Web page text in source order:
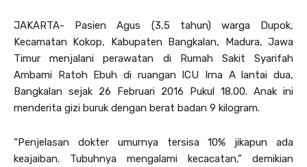
JAKARTA- Pasien Agus (3,5 tahun) warga Dupok,
Kecamatan Kokop, Kabupaten Bangkalan, Madura, Jawa
Timur menjalani perawatan di Rumah Sakit Syarifah
Ambami Ratoh Ebuh di ruangan ICU Irna A lantai dua,
Bangkalan sejak 26 Februari 2016 Pukul 18.00. Anak ini
menderita gizi buruk dengan berat badan 9 kilogram.
“Penjelasan dokter umurnya tersisa 10% jikapun ada
keajaiban. Tubuhnya mengalami kecacatan,” demikian